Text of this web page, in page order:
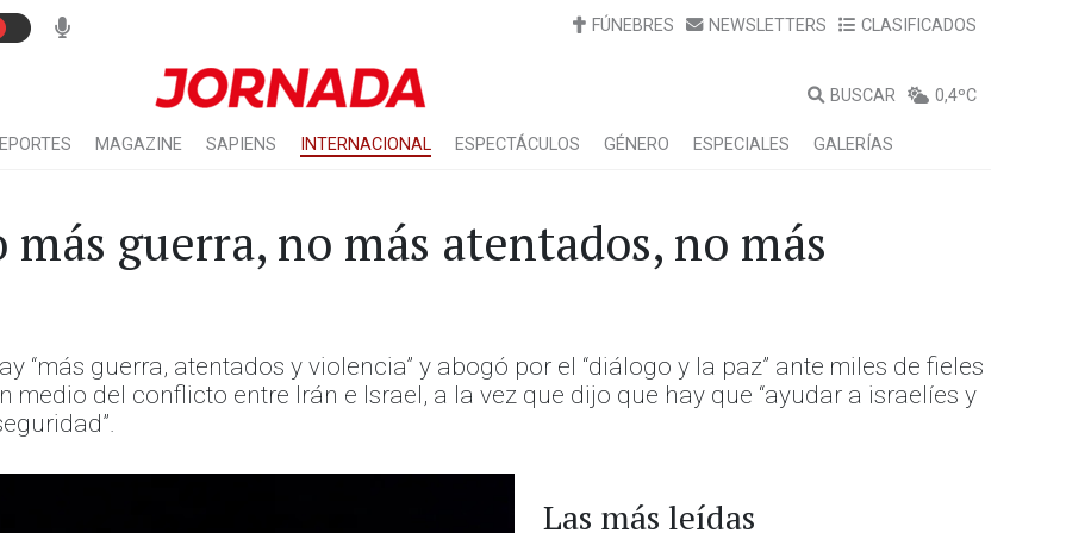
FÚNEBRES NEWSLETTERS CLASIFICADOS
BUSCAR 0,4ºC
MAGAZINE SAPIENS INTERNACIONAL ESPECTÁCULOS GÉNERO ESPECIALES GALERÍAS
más guerra, no más atentados, no más
“más guerra, atentados y violencia” y abogó por el “diálogo y la paz” ante miles de fieles
medio del conflicto entre Irán e Israel, a la vez que dijo que hay que “ayudar a israelíes y
Las más leídas